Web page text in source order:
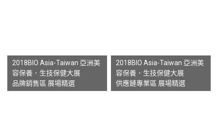
2018BIO Asia-Taiwan 亞洲美
容保養．生技保健大展
品牌銷售區 展場精選
2018BIO Asia-Taiwan 亞洲美
容保養．生技保健大展
供應鏈專業區 展場精選